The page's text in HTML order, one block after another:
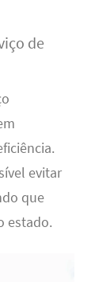
de
evitar
que
estado.